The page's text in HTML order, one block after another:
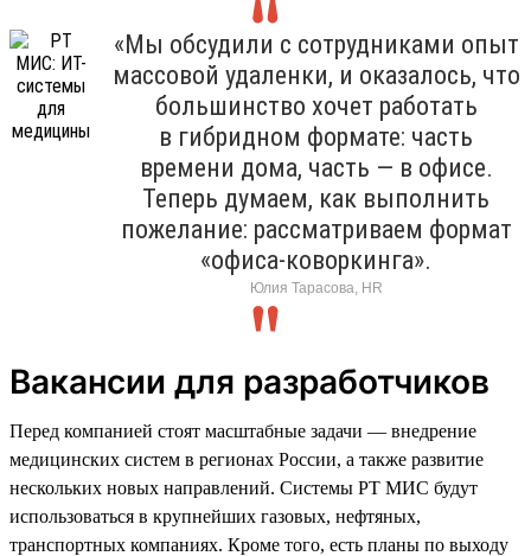
«Мы обсудили с сотрудниками опыт
массовой удаленки, и оказалось, что
большинство хочет работать
в гибридном формате: часть
времени дома, часть — в офисе.
Теперь думаем, как выполнить
пожелание: рассматриваем формат
«офиса-коворкинга».
Юлия Тарасова, HR
Вакансии для разработчиков
Перед компанией стоят масштабные задачи — внедрение
медицинских систем в регионах России, а также развитие
нескольких новых направлений. Системы РТ МИС будут
использоваться в крупнейших газовых, нефтяных,
транспортных компаниях. Кроме того, есть планы по выходу